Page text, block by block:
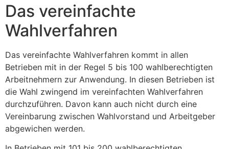
Das vereinfachte
Wahlverfahren
Das vereinfachte Wahlverfahren kommt in allen
Betrieben mit in der Regel 5 bis 100 wahlberechtigten
Arbeitnehmern zur Anwendung. In diesen Betrieben ist
die Wahl zwingend im vereinfachten Wahlverfahren
durchzuführen. Davon kann auch nicht durch eine
Vereinbarung zwischen Wahlvorstand und Arbeitgeber
abgewichen werden.